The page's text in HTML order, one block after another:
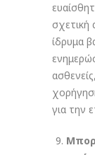
ίδρυμα
για την